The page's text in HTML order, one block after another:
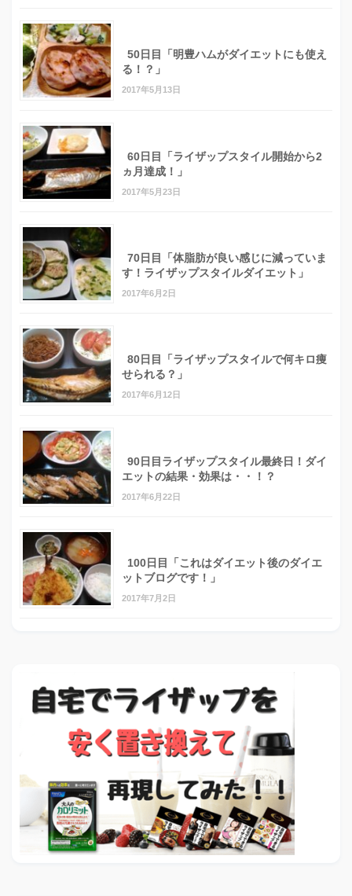
50日目「明豊ハムがダイエットにも使え
る！？」
2017年5月13日
60日目「ライザップスタイル開始から2
ヵ月達成！」
2017年5月23日
70日目「体脂肪が良い感じに減っていま
す！ライザップスタイルダイエット」
2017年6月2日
80日目「ライザップスタイルで何キロ痩
せられる？」
2017年6月12日
90日目ライザップスタイル最終日！ダイ
エットの結果・効果は・・！？
2017年6月22日
100日目「これはダイエット後のダイエ
ットブログです！」
2017年7月2日